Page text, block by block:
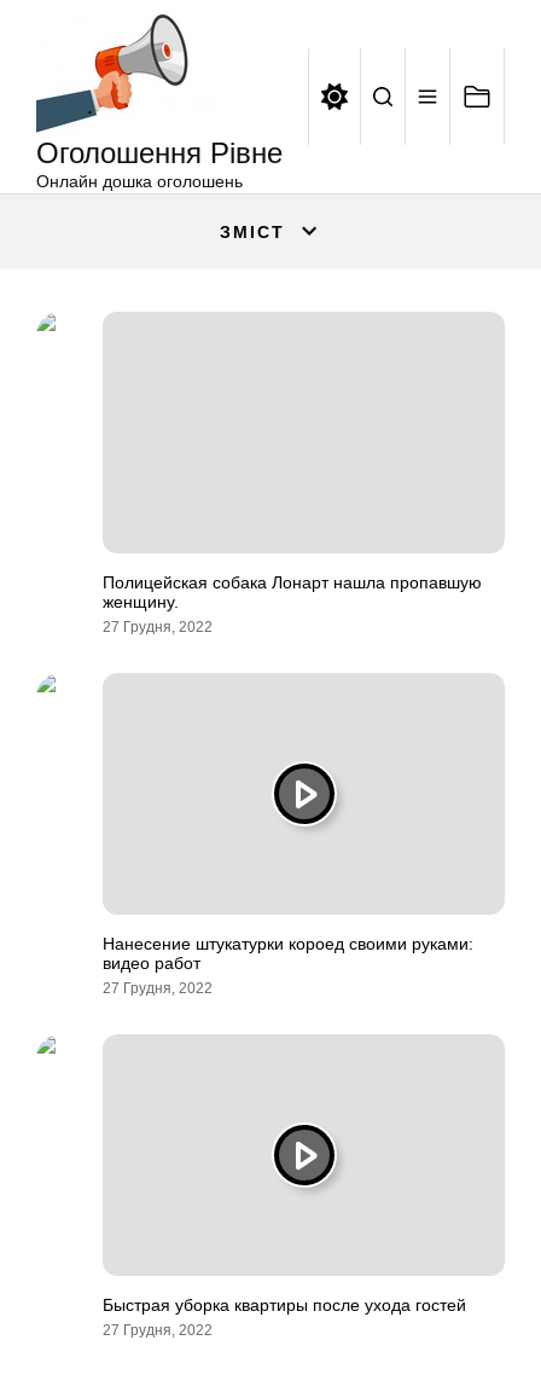
Оголошення Рівне
Онлайн дошка оголошень
ЗМІСТ
Полицейская собака Лонарт нашла пропавшую
женщину.
27 Грудня, 2022
Нанесение штукатурки короед своими руками:
видео работ
27 Грудня, 2022
Быстрая уборка квартиры после ухода гостей
27 Грудня, 2022